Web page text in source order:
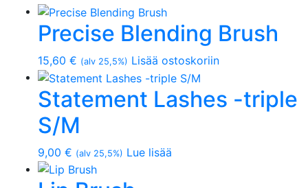
Precise Blending Brush
15,60 € (alv 25,5%) Lisää ostoskoriin
Statement Lashes -triple
S/M
9,00 € (alv 25,5%) Lue lisää